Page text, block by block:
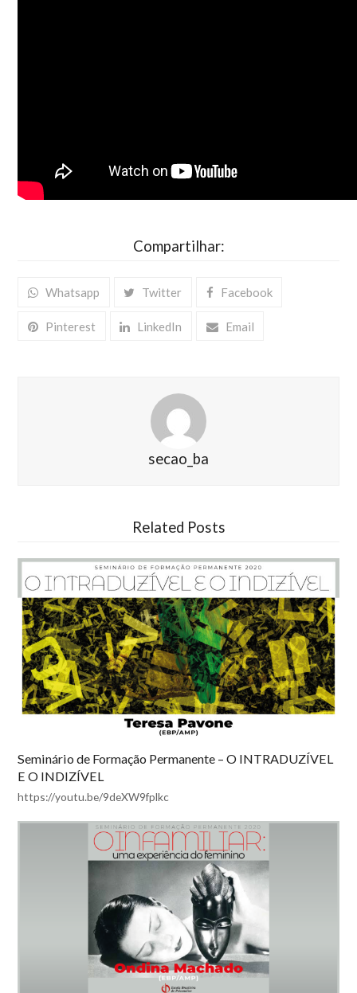
Compartilhar:
Whatsapp Twitter Facebook
Pinterest LinkedIn Email
secao_ba
Related Posts
Seminário de Formação Permanente – O INTRADUZÍVEL
E O INDIZÍVEL
https://youtu.be/9deXW9fplkc